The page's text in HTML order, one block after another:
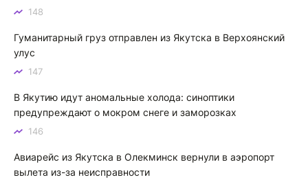
Зной в Сибири, тем более в Якутске. Никакой это не
тем более говорить не приходиться. Не зря даже в
песнях поют…
148
Гуманитарный груз отправлен из Якутска в Верхоянский
улус
147
В Якутию идут аномальные холода: синоптики
предупреждают о мокром снеге и заморозках
146
Авиарейс из Якутска в Олекминск вернули в аэропорт
вылета из-за неисправности